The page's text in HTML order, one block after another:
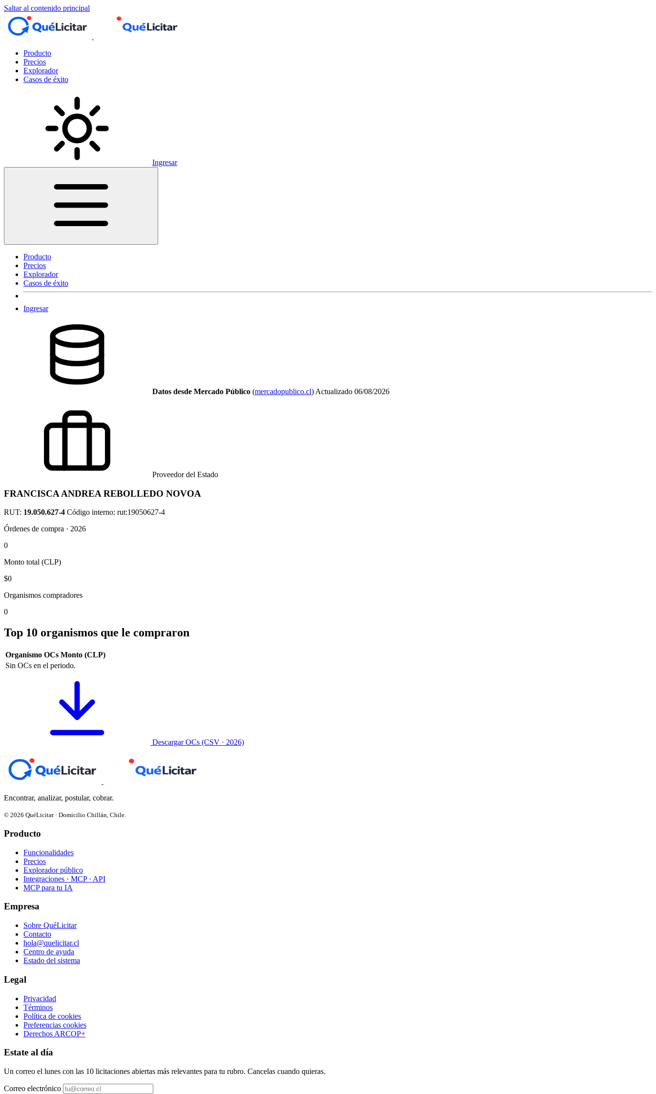
Saltar al contenido principal
Producto
Precios
Explorador
Casos de éxito
Ingresar
Producto
Precios
Explorador
Casos de éxito
Ingresar
Datos desde Mercado Público (mercadopublico.cl) Actualizado 06/08/2026
Proveedor del Estado
FRANCISCA ANDREA REBOLLEDO NOVOA
RUT: 19.050.627-4 Código interno: rut:19050627-4
Órdenes de compra · 2026
0
Monto total (CLP)
$0
Organismos compradores
0
Top 10 organismos que le compraron
Organismo OCs Monto (CLP)
Sin OCs en el periodo.
Descargar OCs (CSV · 2026)
Encontrar, analizar, postular, cobrar.
© 2026 QuéLicitar · Domicilio Chillán, Chile.
Producto
Funcionalidades
Precios
Explorador público
Integraciones · MCP · API
MCP para tu IA
Empresa
Sobre QuéLicitar
Contacto
hola@quelicitar.cl
Centro de ayuda
Estado del sistema
Legal
Privacidad
Términos
Política de cookies
Preferencias cookies
Derechos ARCOP+
Estate al día
Un correo el lunes con las 10 licitaciones abiertas más relevantes para tu rubro. Cancelas cuando quieras.
Correo electrónico